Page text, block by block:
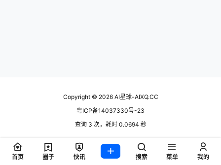
Copyright © 2026AI星球-AIXQ.CC
粤ICP备14037330号-23
查询 3 次，耗时 0.0694 秒
首页 圈子 快讯 搜索 菜单 我的